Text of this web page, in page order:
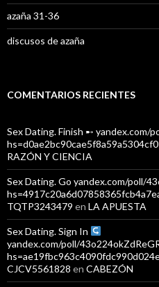
azaña 31-36
discusos de azaña
COMENTARIOS RECIENTES
Sex Dating. Finish ➸ yandex.com/
RAZÓN Y CIENCIA
Sex Dating. Go yandex.com/poll/
TQTP3243479 en LA APUESTA
Sex Dating. Sign In
yandex.com/poll/
CJCV5561828 en CABEZÓN